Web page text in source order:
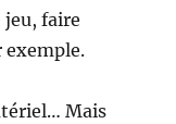
faire
exemple.
Mais